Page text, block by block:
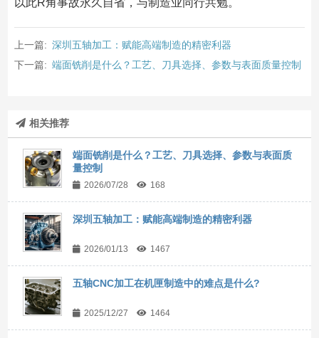
以此R角事故永久自省，与制造业同行共勉。
上一篇: 深圳五轴加工：赋能高端制造的精密利器
下一篇: 端面铣削是什么？工艺、刀具选择、参数与表面质量控制
相关推荐
端面铣削是什么？工艺、刀具选择、参数与表面质
量控制
2026/07/28 168
深圳五轴加工：赋能高端制造的精密利器
2026/01/13 1467
五轴CNC加工在机匣制造中的难点是什么?
2025/12/27 1464